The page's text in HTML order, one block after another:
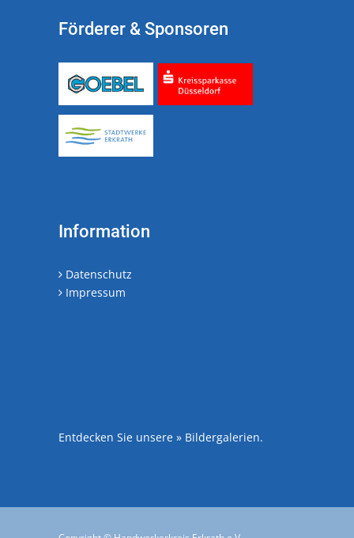
Förderer & Sponsoren
Information
Datenschutz
Impressum
Entdecken Sie unsere » Bildergalerien.